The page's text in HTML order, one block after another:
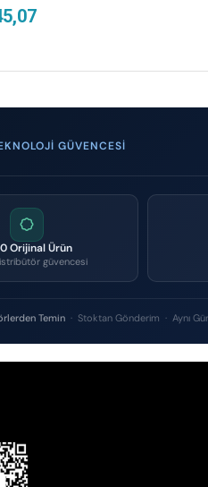
GÜVENCESI
Orijinal Ürün
güvencesi
Temin · Stoktan Gönderim · Aynı